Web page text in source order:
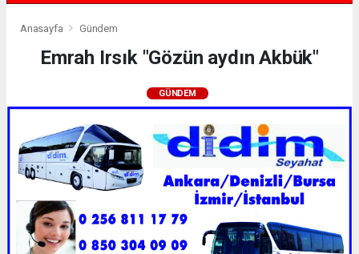
Anasayfa Gündem
Emrah Irsık "Gözün aydın Akbük"
GÜNDEM